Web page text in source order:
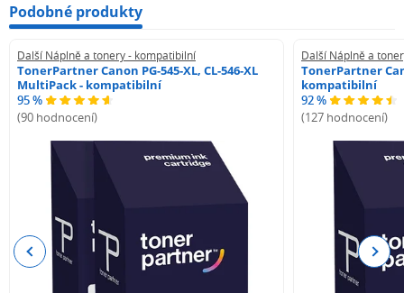
Podobné produkty
Další Náplně a tonery - kompatibilní
TonerPartner Canon PG-545-XL, CL-546-XL
MultiPack - kompatibilní
95 %
(90 hodnocení)
Další Náplně a
TonerPartner
kompatibilní
92 %
(127 hodnocení)
Previous Next